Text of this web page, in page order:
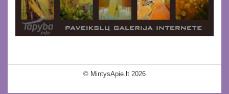
© MintysApie.lt 2026